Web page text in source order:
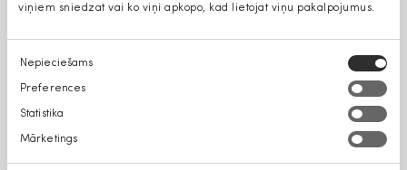
viņiem sniedzat vai ko viņi apkopo, kad lietojat viņu pakalpojumus.
Piekrišanas
izvēle
Nepieciešams
Preferences
Statistika
Mārketings